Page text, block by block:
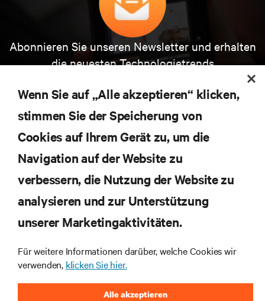
Abonnieren Sie unseren Newsletter und erhalten
die neuesten Technologietrends
Themen der Branche, mit aktuellen Diskussionen
und Einblicken von Experten in das
Rechenzentrums- und Infrastrukturmanagement.
JETZT ANMELDEN
RESSOURCEN
SUPPORT
UNTERNEHMEN
Wenn Sie auf „Alle akzeptieren“ klicken,
stimmen Sie der Speicherung von
Cookies auf Ihrem Gerät zu, um die
Navigation auf der Website zu
verbessern, die Nutzung der Website zu
analysieren und zur Unterstützung
unserer Marketingaktivitäten.
Für weitere Informationen darüber, welche Cookies wir
verwenden, klicken Sie hier.
Alle akzeptieren